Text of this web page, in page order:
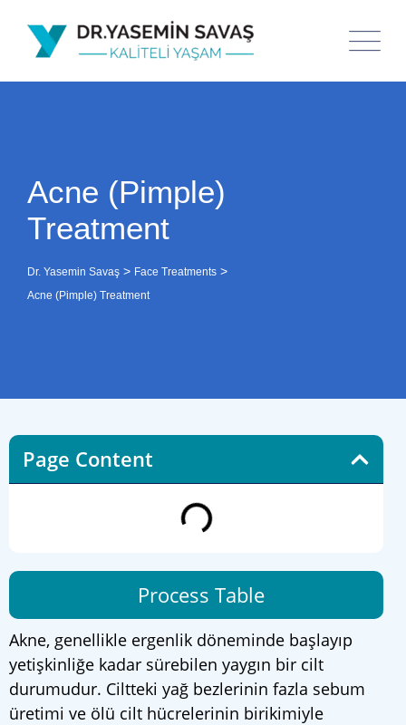
Acne (Pimple)
Treatment
Dr. Yasemin Savaş > Face Treatments >
Acne (Pimple) Treatment
Page Content
Process Table
Akne, genellikle ergenlik döneminde başlayıp
yetişkinliğe kadar sürebilen yaygın bir cilt
durumudur. Ciltteki yağ bezlerinin fazla sebum
üretimi ve ölü cilt hücrelerinin birikimiyle